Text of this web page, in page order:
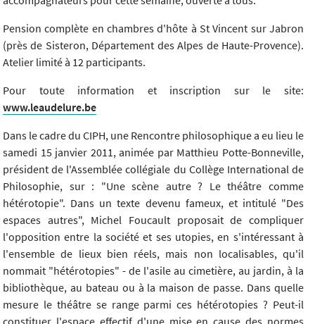
Pension complète en chambres d'hôte à St Vincent sur Jabron
(près de Sisteron, Département des Alpes de Haute-Provence).
Atelier limité à 12 participants.
Pour toute information et inscription sur le site:
www.leaudelure.be
Dans le cadre du CIPH, une Rencontre philosophique a eu lieu le
samedi 15 janvier 2011, animée par Matthieu Potte-Bonneville,
président de l'Assemblée collégiale du Collège International de
Philosophie, sur : "Une scène autre ? Le théâtre comme
hétérotopie". Dans un texte devenu fameux, et intitulé "Des
espaces autres", Michel Foucault proposait de compliquer
l'opposition entre la société et ses utopies, en s'intéressant à
l'ensemble de lieux bien réels, mais non localisables, qu'il
nommait "hétérotopies" - de l'asile au cimetière, au jardin, à la
bibliothèque, au bateau ou à la maison de passe. Dans quelle
mesure le théâtre se range parmi ces hétérotopies ? Peut-il